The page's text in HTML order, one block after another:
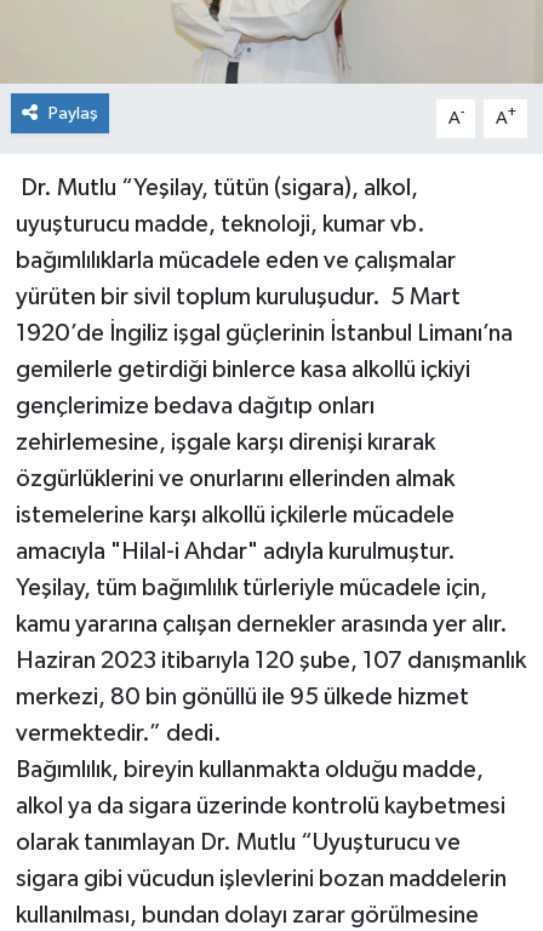
Paylaş A- A+
Dr. Mutlu “Yeşilay, tütün (sigara), alkol,
uyuşturucu madde, teknoloji, kumar vb.
bağımlılıklarla mücadele eden ve çalışmalar
yürüten bir sivil toplum kuruluşudur. 5 Mart
1920’de İngiliz işgal güçlerinin İstanbul Limanı’na
gemilerle getirdiği binlerce kasa alkollü içkiyi
gençlerimize bedava dağıtıp onları
zehirlemesine, işgale karşı direnişi kırarak
özgürlüklerini ve onurlarını ellerinden almak
istemelerine karşı alkollü içkilerle mücadele
amacıyla "Hilal-i Ahdar" adıyla kurulmuştur.
Yeşilay, tüm bağımlılık türleriyle mücadele için,
kamu yararına çalışan dernekler arasında yer alır.
Haziran 2023 itibarıyla 120 şube, 107 danışmanlık
merkezi, 80 bin gönüllü ile 95 ülkede hizmet
vermektedir.” dedi.
Bağımlılık, bireyin kullanmakta olduğu madde,
alkol ya da sigara üzerinde kontrolü kaybetmesi
olarak tanımlayan Dr. Mutlu “Uyuşturucu ve
sigara gibi vücudun işlevlerini bozan maddelerin
kullanılması, bundan dolayı zarar görülmesine